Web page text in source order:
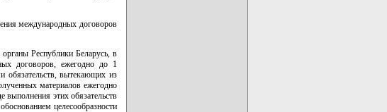
международных договоров
органы Республики Беларусь, в
договоров, ежегодно до 1
обязательств, вытекающих из
материалов ежегодно
этих обязательств
целесообразности